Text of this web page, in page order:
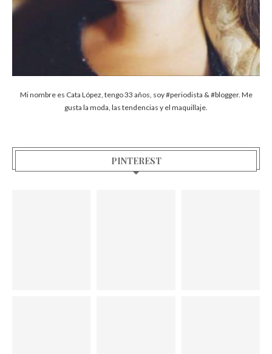
Mi nombre es Cata López, tengo 33 años, soy #periodista & #blogger. Me
gusta la moda, las tendencias y el maquillaje.
PINTEREST